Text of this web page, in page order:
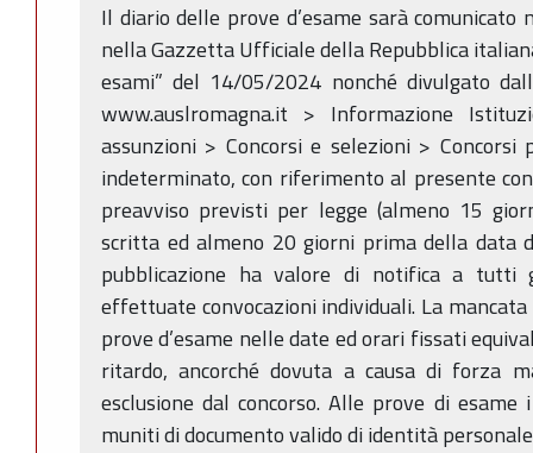
Il diario delle prove d’esame sarà
nella Gazzetta Ufficiale della Repubblica
esami” del 14/05/2024 nonché divulgato
www.auslromagna.it > Informazione
assunzioni > Concorsi e selezioni >
indeterminato, con riferimento al presente
preavviso previsti per legge (almeno 15
scritta ed almeno 20 giorni prima della data
pubblicazione ha valore di notifica a tutti
effettuate convocazioni individuali. La
prove d’esame nelle date ed orari fissati
ritardo, ancorché dovuta a causa di forza
esclusione dal concorso. Alle prove di
muniti di documento valido di identità